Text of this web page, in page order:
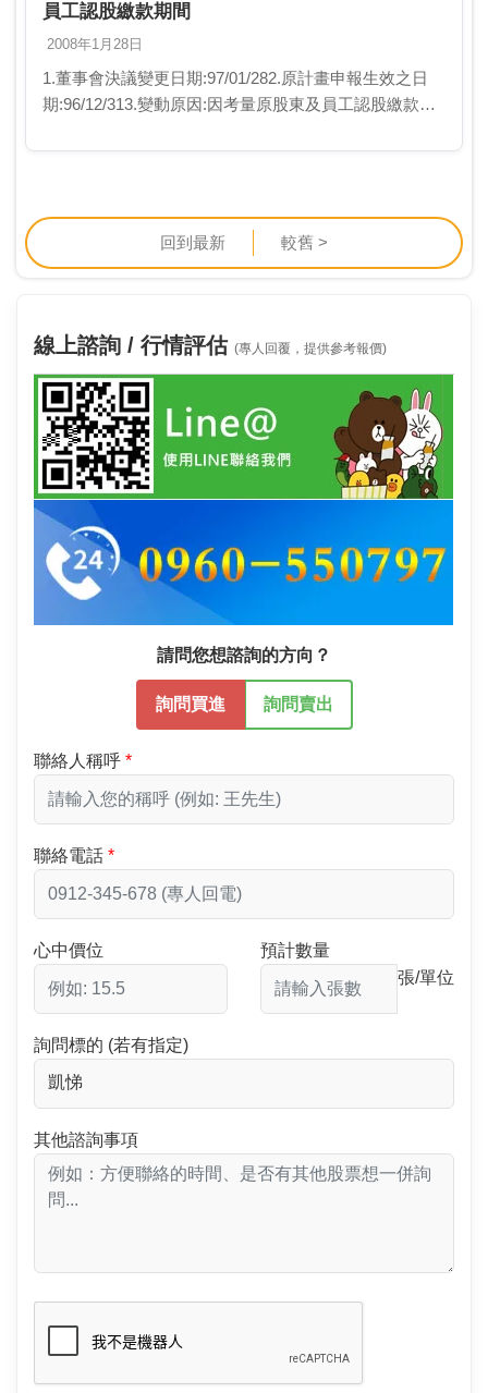
員工認股繳款期間
2008年1月28日
1.董事會決議變更日期:97/01/282.原計畫申報生效之日
期:96/12/313.變動原因:因考量原股東及員工認股繳款期
畫:不適用。5.預計執行…
回到最新 較舊 >
線上諮詢 / 行情評估 (專人回覆，提供參考報價)
請問您想諮詢的方向？
詢問買進 詢問賣出
聯絡人稱呼
聯絡電話
心中價位
預計數量
張/單位
詢問標的 (若有指定)
其他諮詢事項